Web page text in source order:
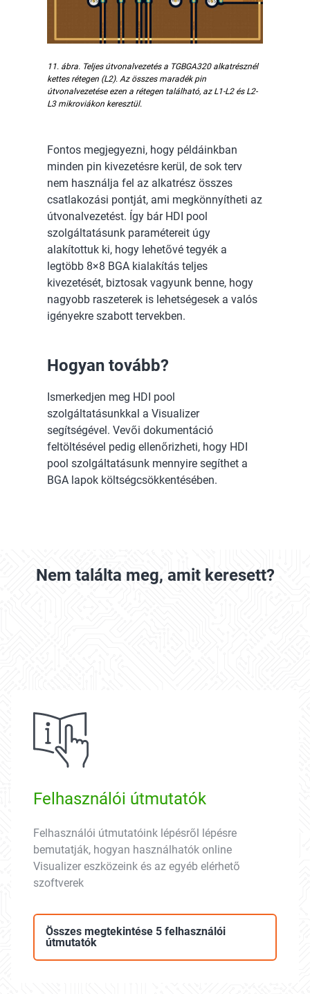
11. ábra. Teljes útvonalvezetés a TGBGA320 alkatrésznél
kettes rétegen (L2). Az összes maradék pin
útvonalvezetése ezen a rétegen található, az L1-L2 és L2-
L3 mikroviákon keresztül.
Fontos megjegyezni, hogy példáinkban
minden pin kivezetésre kerül, de sok terv
nem használja fel az alkatrész összes
csatlakozási pontját, ami megkönnyítheti az
útvonalvezetést. Így bár HDI pool
szolgáltatásunk paramétereit úgy
alakítottuk ki, hogy lehetővé tegyék a
legtöbb 8×8 BGA kialakítás teljes
kivezetését, biztosak vagyunk benne, hogy
nagyobb raszeterek is lehetségesek a valós
igényekre szabott tervekben.
Hogyan tovább?
Ismerkedjen meg HDI pool
szolgáltatásunkkal a Visualizer
segítségével. Vevői dokumentáció
feltöltésével pedig ellenőrizheti, hogy HDI
pool szolgáltatásunk mennyire segíthet a
BGA lapok költségcsökkentésében.
Nem találta meg, amit keresett?
Felhasználói útmutatók
Felhasználói útmutatóink lépésről lépésre
bemutatják, hogyan használhatók online
Visualizer eszközeink és az egyéb elérhető
szoftverek
Összes megtekintése 5 felhasználói
útmutatók